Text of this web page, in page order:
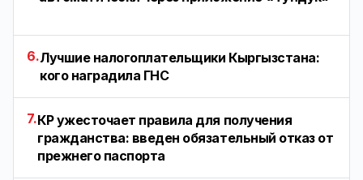
6.Лучшие налогоплательщики Кыргызстана:
кого наградила ГНС
7.КР ужесточает правила для получения
гражданства: введен обязательный отказ от
прежнего паспорта